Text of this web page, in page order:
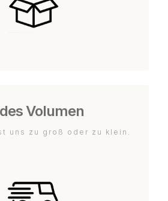
Volumen
uns zu groß oder zu klein.